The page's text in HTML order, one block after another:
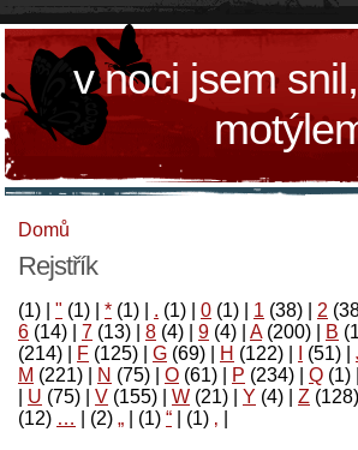
v noci jsem
Domů
Rejstřík
(1) " (1) * (1) . (1) 0 (1) 1 (38) 2
6 (14) 7 (13) 8 (4) 9 (4) A(200) B
(214)
F (125) G (69) H (122) (51)
M (221) N (75) O (61) P (234) Q (1)
U (75) V (155) W (21) Y (4) Z (128)
‚
(1)
“
(1)
„
(2)
…
(12)